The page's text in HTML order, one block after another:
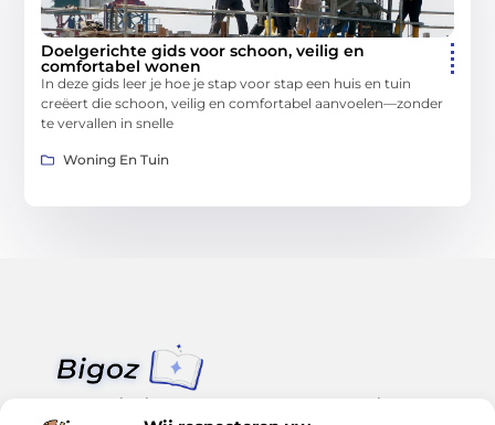
Doelgerichte gids voor schoon, veilig en
comfortabel wonen
In deze gids leer je hoe je stap voor stap een huis en tuin
creëert die schoon, veilig en comfortabel aanvoelen—zonder
te vervallen in snelle
Woning En Tuin
Van klein nieuws tot grote trends – alles op Bigoz.nl.